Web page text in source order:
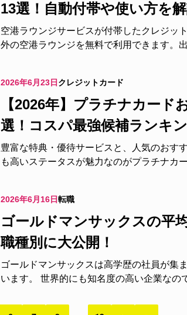
13選！自動付帯や使い方を
空港ラウンジサービスが付帯したクレジッ
外の空港ラウンジを無料で利用できます。
2026年6月23日クレジットカード
【2026年】プラチナカード
選！コスパ最強候補ランキ
豊富な特典・優待サービスと、人気のおす
も高いステータスが魅力なのがプラチナカ
2026年6月16日転職
ゴールドマンサックスの平
職種別に大公開！
ゴールドマンサックスは高学歴の社員が集
います。 世界的にも知名度の高い企業なの